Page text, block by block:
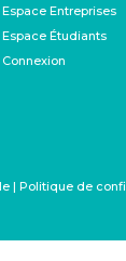
Espace Entreprises
Espace Étudiants
Connexion
| Politique de